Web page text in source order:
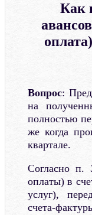
Как
Вопрос:
на
полностью
же когда
квартале.
Согласно
оплаты) в
услуг),
счета-